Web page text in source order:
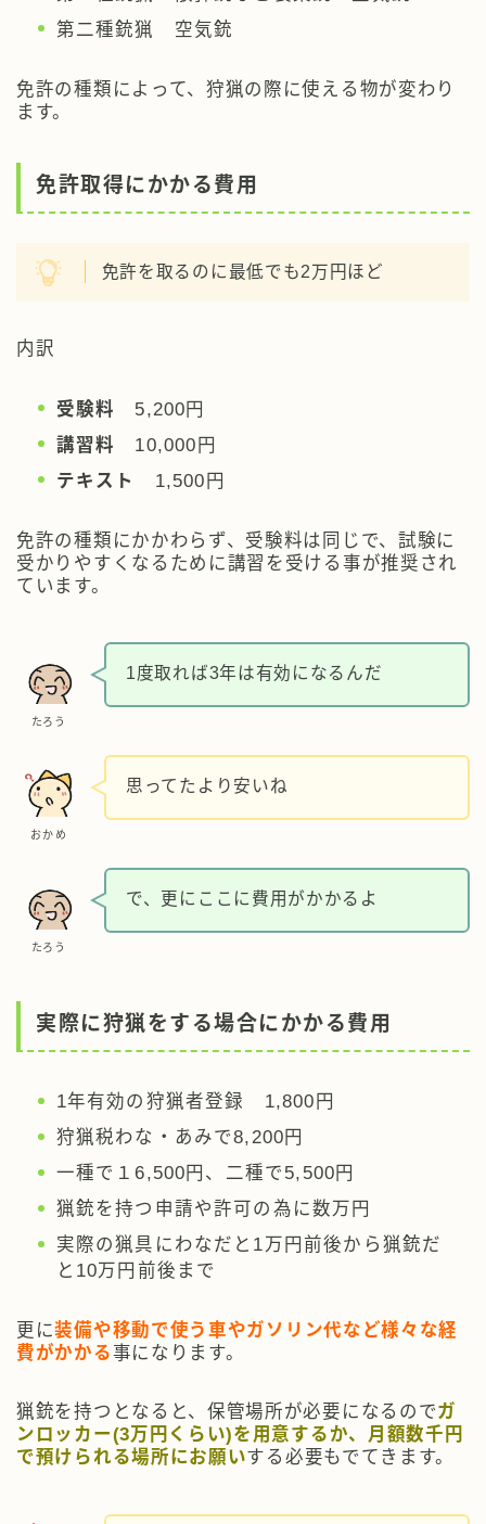
第二種銃猟 空気銃
免許の種類によって、狩猟の際に使える物が変わり
ます。
免許取得にかかる費用
免許を取るのに最低でも2万円ほど
内訳
受験料
5,200円
講習料
10,000円
テキスト
1,500円
免許の種類にかかわらず、受験料は同じで、試験に
受かりやすくなるために講習を受ける事が推奨され
ています。
たろう
1度取れば3年は有効になるんだ
おかめ
思ってたより安いね
たろう
で、更にここに費用がかかるよ
実際に狩猟をする場合にかかる費用
1年有効の狩猟者登録 1,800円
狩猟税わな・あみで8,200円
一種で１6,500円、二種で5,500円
猟銃を持つ申請や許可の為に数万円
実際の猟具にわなだと1万円前後から猟銃だ
と10万円前後まで
更に装備や移動で使う車やガソリン代など様々な経
費がかかる事になります。
猟銃を持つとなると、保管場所が必要になるのでガ
ンロッカー(3万円くらい)を用意するか、月額数千円
で預けられる場所にお願いする必要もでてきます。